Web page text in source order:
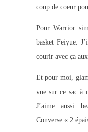
coup de coeur
Pour Warrior
basket Feiyue.
courir avec ça
Et pour moi,
vue sur ce sac à
J’aime aussi
Converse « 2